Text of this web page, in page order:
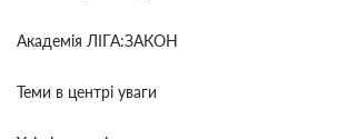
Академія ЛІГА:ЗАКОН
Теми в центрі уваги